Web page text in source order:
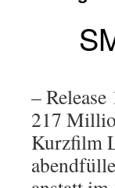
–
217
Kurzfilm